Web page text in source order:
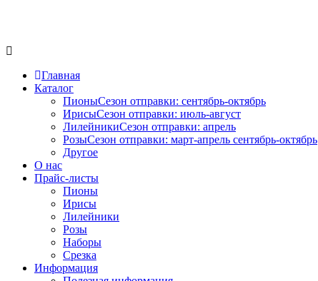
Главная
Каталог
ПионыСезон отправки: сентябрь-октябрь
ИрисыСезон отправки: июль-август
ЛилейникиСезон отправки: апрель
РозыСезон отправки: март-апрель сентябрь-октябрь
Другое
О нас
Прайс-листы
Пионы
Ирисы
Лилейники
Розы
Наборы
Срезка
Информация